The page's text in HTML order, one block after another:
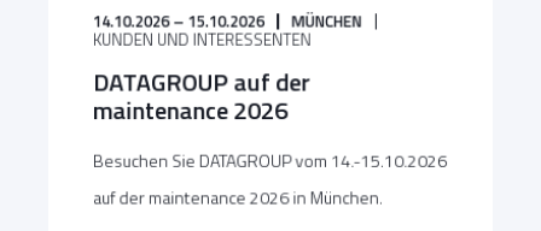
14.10.2026 – 15.10.2026 MÜNCHEN
KUNDEN UND INTERESSENTEN
DATAGROUP auf der
maintenance 2026
Besuchen Sie DATAGROUP vom 14.-15.10.2026
auf der maintenance 2026 in München.